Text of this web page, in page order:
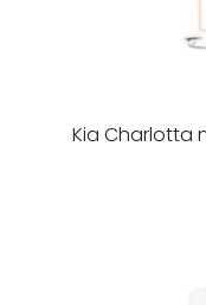
Kia Charlotta